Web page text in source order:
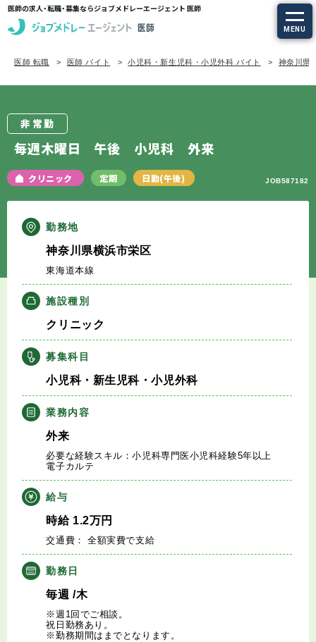
医師の求人・転職・募集ならジョブメドレーエージェント 医師
MENU
求人を探す
定期非常勤の求人
特集から探す
エージェントサービス
エージェントサービスTOP
サービスの流れ
キャリアアドバイザー紹介
医師の求人・転職Q&A
知りたい・聞きたい
転職成功事例
医師の転職マニュアル
データで見る医師の平均年収
医師に役立つ取材記事
大学医局紹介
医師 転職 医師 バイト 小児科・新生児科・小児外科 バイト 神奈川県
非常勤
毎週木曜日 午後 小児科 外来
クリニック 定期 日勤(午後) JOB587182
勤務地
神奈川県横浜市栄区
東海道本線
施設種別
クリニック
募集科目
小児科・新生児科・小児外科
業務内容
外来
必要な経験スキル：小児科専門医小児科経験5年以上
電子カルテ
給与
時給1.2万円
交通費： 全額実費で支給
勤務日
毎週 /木
※週1回でご相談。
祝日勤務あり。
※勤務期間はまでとなります。